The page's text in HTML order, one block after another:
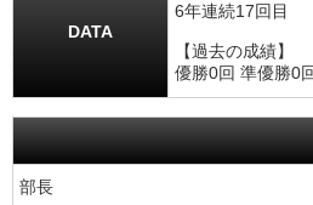
DATA
6年連続17回目
【過去の成績】
優勝0回 準優勝0
部長